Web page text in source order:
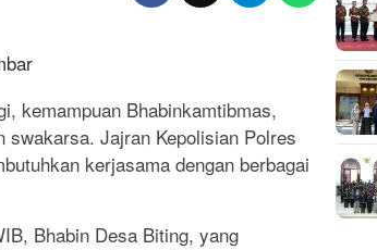
kemampuan Bhabinkamtibmas,
swakarsa. Jajran Kepolisian Polres
kerjasama dengan berbagai
Bhabin Desa Biting, yang